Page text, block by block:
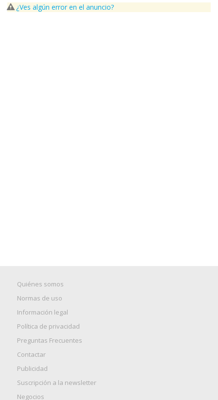
¿Ves algún error en el anuncio?
Quiénes somos
Normas de uso
Información legal
Política de privacidad
Preguntas Frecuentes
Contactar
Publicidad
Suscripción a la newsletter
Negocios